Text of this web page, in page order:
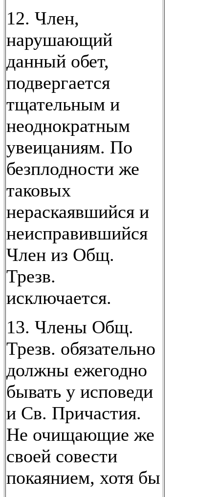
12. Член,
нарушающий
данный обет,
подвергается
тщательным и
неоднократным
увеицаниям. По
безплодности же
таковых
нераскаявшийся и
неисправившийся
Член из Общ.
Трезв.
исключается.
13. Члены Общ.
Трезв. обязательно
должны ежегодно
бывать у исповеди
и Св. Причастия.
Не очищающие же
своей совести
покаянием, хотя бы